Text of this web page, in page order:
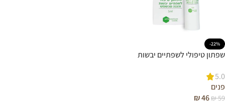
-22%
שפתון טיפולי לשפתיים יבשות
5.0
פנים
₪59
₪46